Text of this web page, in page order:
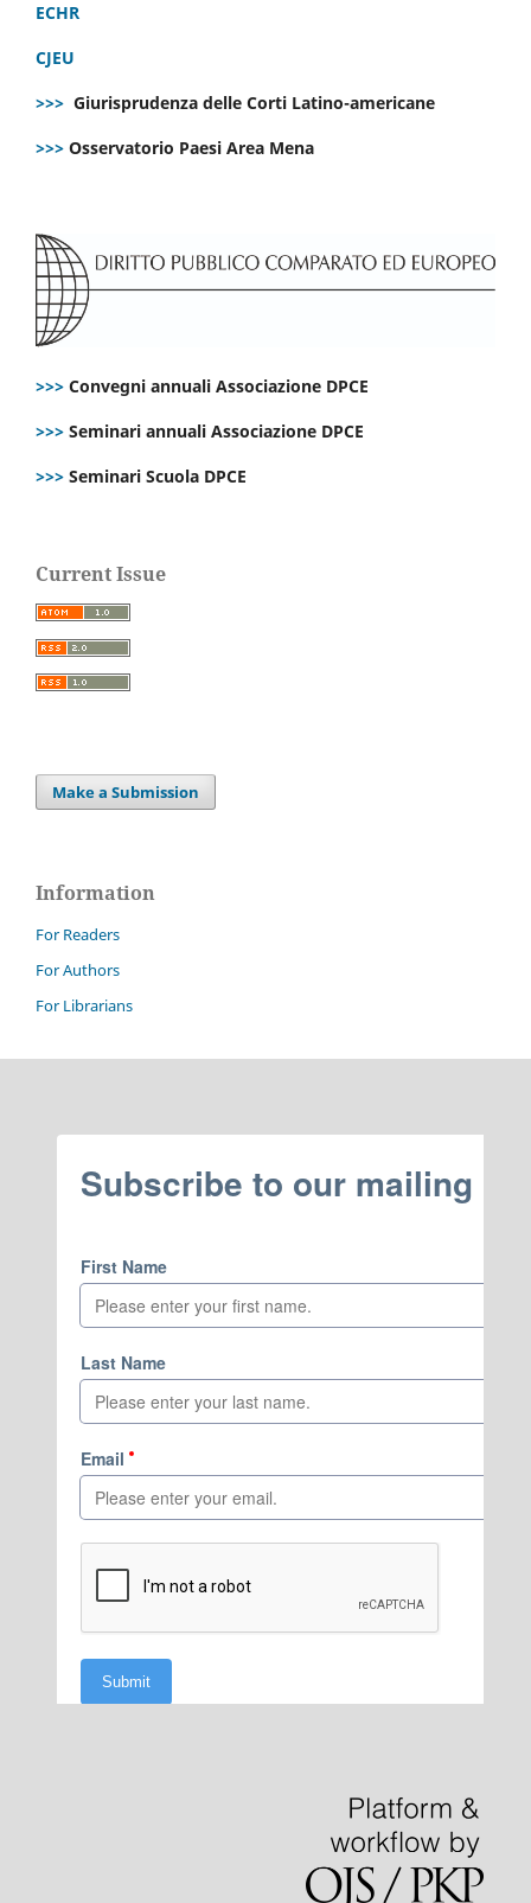
ECHR
CJEU
>>> Giurisprudenza delle Corti Latino-americane
>>> Osservatorio Paesi Area Mena
>>> Convegni annuali Associazione DPCE
>>> Seminari annuali Associazione DPCE
>>> Seminari Scuola DPCE
Current Issue
Make a Submission
Information
For Readers
For Authors
For Librarians